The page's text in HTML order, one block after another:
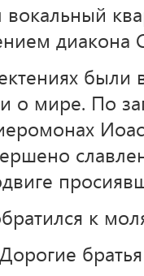
диакона
были
о мире. По
к